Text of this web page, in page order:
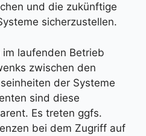
und die zukünftige
sicherzustellen.
laufenden Betrieb
zwischen den
der Systeme
sind diese
Es treten ggfs.
bei dem Zugriff auf